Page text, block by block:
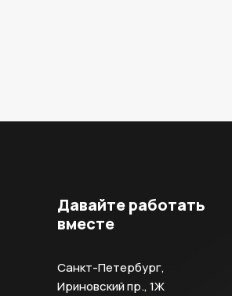
Давайте работать
вместе
Санкт-Петербург,
Ириновский пр., 1Ж